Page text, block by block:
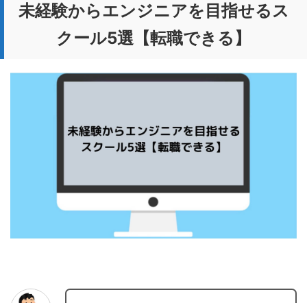
未経験からエンジニアを目指せるス
クール5選【転職できる】